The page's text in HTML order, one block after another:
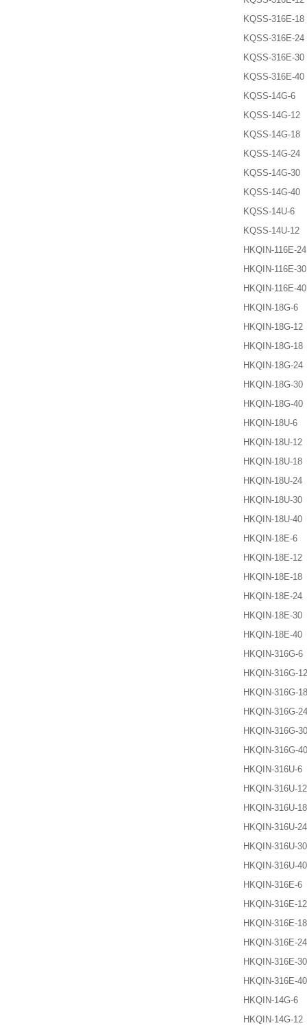
KQSS-316E-18
KQSS-316E-24
KQSS-316E-30
KQSS-316E-40
KQSS-14G-6
KQSS-14G-12
KQSS-14G-18
KQSS-14G-24
KQSS-14G-30
KQSS-14G-40
KQSS-14U-6
KQSS-14U-12
HKQIN-116E-24
HKQIN-116E-30
HKQIN-116E-40
HKQIN-18G-6
HKQIN-18G-12
HKQIN-18G-18
HKQIN-18G-24
HKQIN-18G-30
HKQIN-18G-40
HKQIN-18U-6
HKQIN-18U-12
HKQIN-18U-18
HKQIN-18U-24
HKQIN-18U-30
HKQIN-18U-40
HKQIN-18E-6
HKQIN-18E-12
HKQIN-18E-18
HKQIN-18E-24
HKQIN-18E-30
HKQIN-18E-40
HKQIN-316G-6
HKQIN-316G-12
HKQIN-316G-18
HKQIN-316G-24
HKQIN-316G-30
HKQIN-316G-40
HKQIN-316U-6
HKQIN-316U-12
HKQIN-316U-18
HKQIN-316U-24
HKQIN-316U-30
HKQIN-316U-40
HKQIN-316E-6
HKQIN-316E-12
HKQIN-316E-18
HKQIN-316E-24
HKQIN-316E-30
HKQIN-316E-40
HKQIN-14G-6
HKQIN-14G-12